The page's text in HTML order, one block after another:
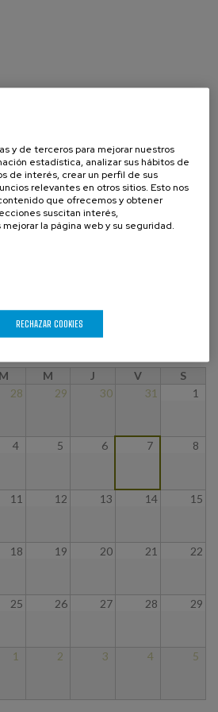
2026
M M J V S
28 29 30 31 1
4 5 6 7 8
11 12 13 14 15
18 19 20 21 22
25 26 27 28 29
1 2 3 4 5
y de terceros para mejorar nuestros
estadística, analizar sus hábitos de
de interés, crear un perfil de sus
relevantes en otros sitios. Esto nos
que ofrecemos y obtener
suscitan interés,
la página web y su seguridad.
RECHAZAR COOKIES